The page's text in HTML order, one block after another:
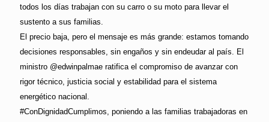
todos los días trabajan con su carro o su moto para llevar el
sustento a sus familias.
El precio baja, pero el mensaje es más grande: estamos tomando
decisiones responsables, sin engaños y sin endeudar al país. El
ministro @edwinpalmae ratifica el compromiso de avanzar con
rigor técnico, justicia social y estabilidad para el sistema
energético nacional.
#ConDignidadCumplimos, poniendo a las familias trabajadoras en